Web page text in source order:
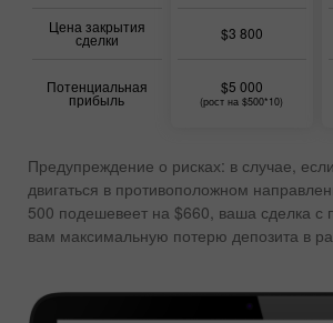
Цена закрытия
сделки
Потенциальная
прибыль
$3 800
$5 000
(рост на $500*10)
Предупреждение о рисках: в случае,
двигаться в противоположном
500 подешевеет на $660, ваша сделка с
вам максимальную потерю депозита в